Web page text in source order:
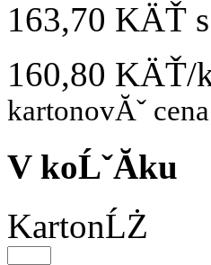
163,70 KÄŤ
160,80 KÄŤ/
kartonovĂˇ
V koĹˇĂ­ku
KartonĹŻ